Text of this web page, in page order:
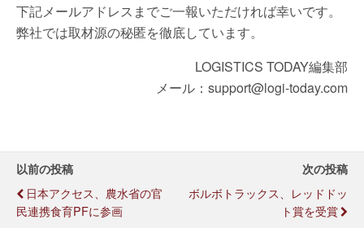
下記メールアドレスまでご一報いただければ幸いです。
弊社では取材源の秘匿を徹底しています。
LOGISTICS TODAY編集部
メール：support@logi-today.com
以前の投稿
日本アクセス、農水省の官
民連携食育PFに参画
次の投稿
ボルボトラックス、レッドドッ
ト賞を受賞